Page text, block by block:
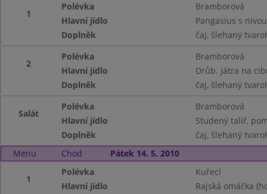
1
Polévka
Bramborová
Hlavní jídlo
Pangasius s
Doplněk
čaj, šlehaný
2
Polévka
Bramborová
Hlavní jídlo
Drůb. játra na
Doplněk
čaj, šlehaný
Salát
Polévka
Bramborová
Hlavní jídlo
Studený talíř,
Doplněk
čaj, šlehaný
Menu
Chod Pátek 14. 5. 2010
1
Polévka
Kuřecí
Hlavní jídlo
Rajská omáčka